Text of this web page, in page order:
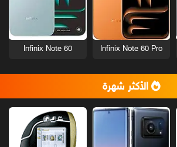
Infinix Note 60 Pro
Infinix Note 60
الأكثر شهرة